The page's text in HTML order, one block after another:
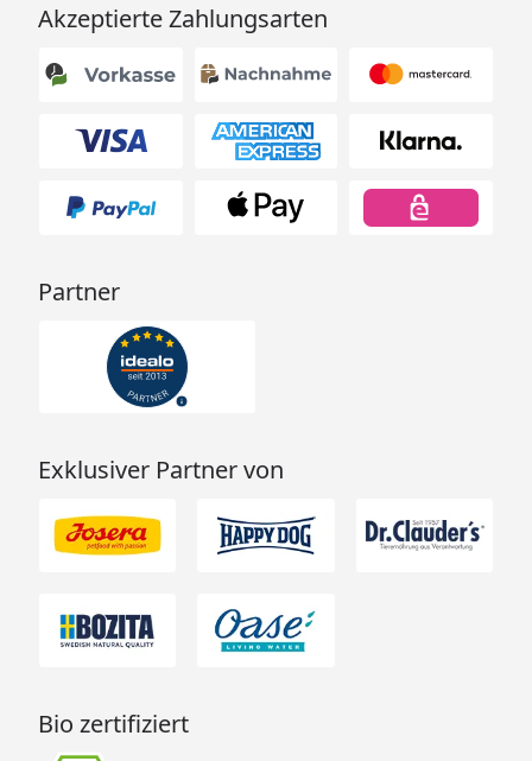
Akzeptierte Zahlungsarten
Partner
Exklusiver Partner von
Bio zertifiziert